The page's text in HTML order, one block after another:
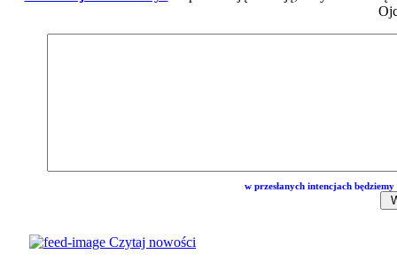
w przesłanych intencjach
Czytaj nowości